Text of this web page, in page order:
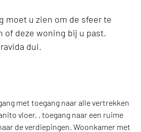
moet u zien om de sfeer te
of deze woning bij u past.
dui.
met toegang naar alle vertrekken
vloer, , toegang naar een ruime
de verdiepingen. Woonkamer met